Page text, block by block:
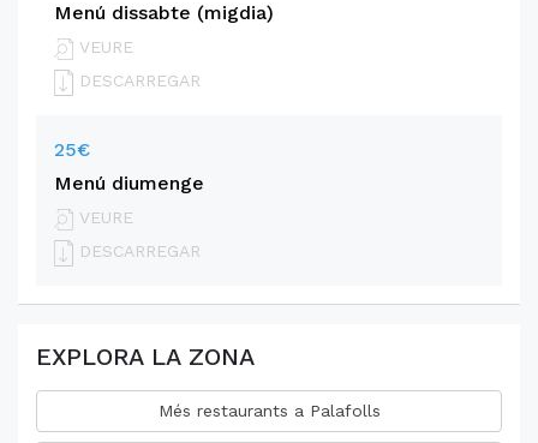
Menú dissabte (migdia)
VEURE
DESCARREGAR
25€
Menú diumenge
VEURE
DESCARREGAR
EXPLORA LA ZONA
Més restaurants a Palafolls